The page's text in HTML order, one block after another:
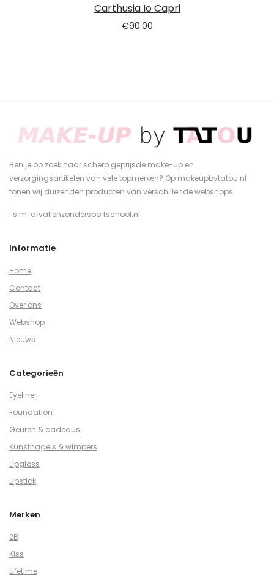
Carthusia Io Capri
€90.00
Ben je op zoek naar scherp geprijsde make-up en
verzorgingsartikelen van vele topmerken? Op makeupbytatou.nl
tonen wij duizenden producten van verschillende webshops.
I.s.m. afvallenzondersportschool.nl
Informatie
Home
Contact
Over ons
Webshop
Nieuws
Categorieën
Eyeliner
Foundation
Geuren & cadeaus
Kunstnagels & wimpers
Lipgloss
Lipstick
Merken
2B
Kiss
Lifetime